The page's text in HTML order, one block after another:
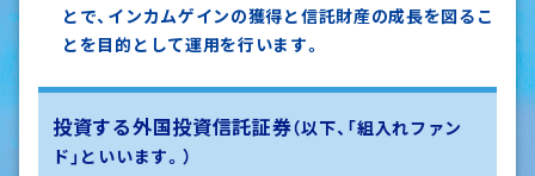
とで、 インカムゲインの獲得と信託財産の成長を図るこ
とを目的として運用を行います。
投資する外国投資信託証券（以下、「組入れファン
ド」といいます。）